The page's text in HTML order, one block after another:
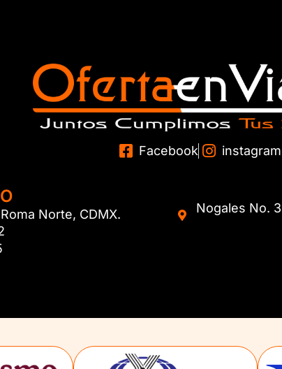
Facebook instagram
Norte, CDMX.
Nogales No.